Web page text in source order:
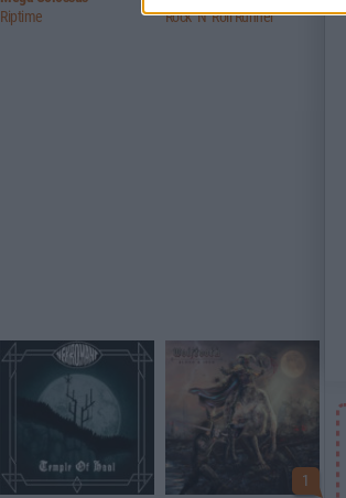
Riptime
Rock ‘N’ Roll Runner
1